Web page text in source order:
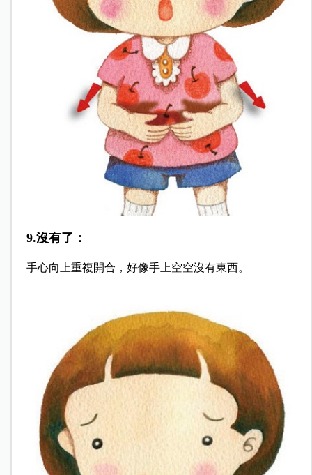
9.沒有了：
手心向上重複開合，好像手上空空沒有東西。